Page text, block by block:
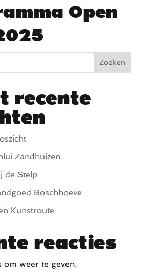
Open
Zoeken
recente
Zandhuizen
de Stelp
Boschhoeve
Kunstroute
reacties
om weer te geven.